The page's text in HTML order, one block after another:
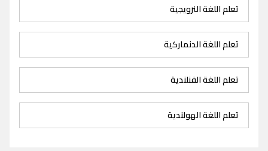
تعلم اللغة النرويجية
تعلم اللغة الدنماركية
تعلم اللغة الفنلندية
تعلم اللغة الهولندية